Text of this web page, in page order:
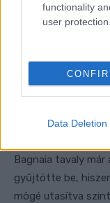
functionality
user protection.
Data Deletion
Bagnaia tavaly
gyűjtötte be,
mögé utasítva